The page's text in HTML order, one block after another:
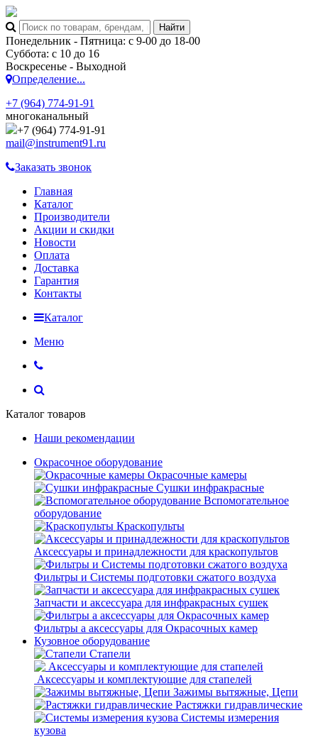
Понедельник - Пятница: с 9-00 до 18-00
Суббота: с 10 до 16
Воскресенье - Выходной
Определение...
+7 (964) 774-91-91
многоканальный
+7 (964) 774-91-91
mail@instrument91.ru
Заказать звонок
Главная
Каталог
Производители
Акции и скидки
Новости
Оплата
Доставка
Гарантия
Контакты
Каталог
Меню
Каталог товаров
Наши рекомендации
Окрасочное оборудование
Окрасочные камеры
Сушки инфракрасные
Вспомогательное
оборудование
Краскопульты
Аксессуары и принадлежности для краскопультов
Фильтры и Системы подготовки сжатого воздуха
Запчасти и аксессуара для инфракрасных сушек
Фильтры а аксессуары для Окрасочных камер
Кузовное оборудование
Стапели
Аксессуары и комплектующие для стапелей
Зажимы вытяжные, Цепи
Растяжки гидравлические
Системы измерения
кузова